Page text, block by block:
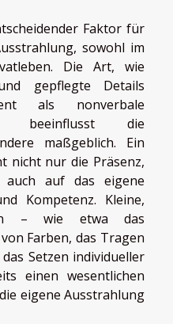
Faktor für
sowohl im
Die Art, wie
gepflegte Details
als nonverbale
beeinflusst die
maßgeblich. Ein
nicht nur die Präsenz,
auf das eigene
Kompetenz. Kleine,
– wie etwa das
Farben, das Tragen
Setzen individueller
einen wesentlichen
eigene Ausstrahlung